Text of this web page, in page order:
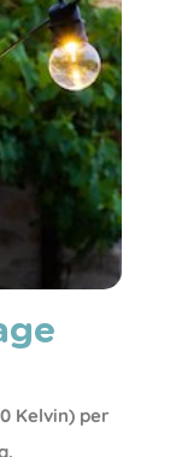
Kelvin) per